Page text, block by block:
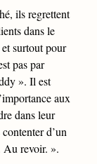
ils regrettent
dans le
et surtout pour
pas par
». Il est
aux
dans leur
d’un
Au revoir. ».